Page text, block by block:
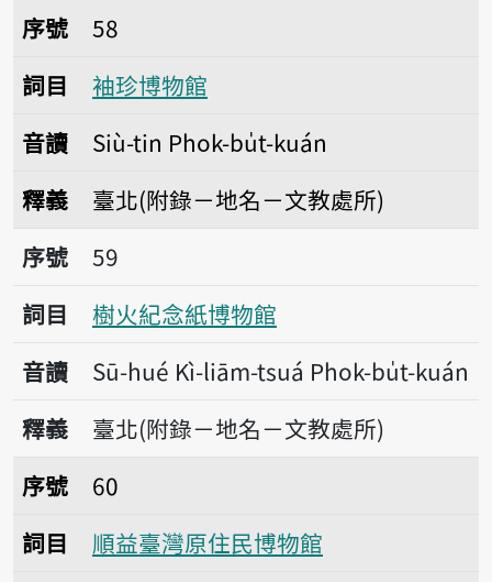
序號58袖珍博物館
序號
58
詞目
袖珍博物館
音讀
Siù-tin Phok-bu̍t-kuán
釋義
臺北(附錄－地名－文教處所)
序號59樹火紀念紙博物館
序號
59
詞目
樹火紀念紙博物館
音讀
Sū-hué Kì-liām-tsuá Phok-bu̍t-kuán
釋義
臺北(附錄－地名－文教處所)
序號60順益臺灣原住民博物館
序號
60
詞目
順益臺灣原住民博物館